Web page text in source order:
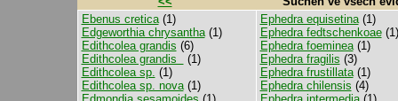
Ebenus cretica(1)
Edgeworthia chrysantha(1)
Edithcolea grandis (6)
Edithcolea grandis
(1)
Edithcolea sp. (1)
Edithcolea sp. nova(1)
Ephedra equisetina(1)
Ephedra fedtschenkoae(1)
Ephedra foeminea(1)
Ephedra fragilis (3)
Ephedra frustillata(1)
Ephedra chilensis (4)